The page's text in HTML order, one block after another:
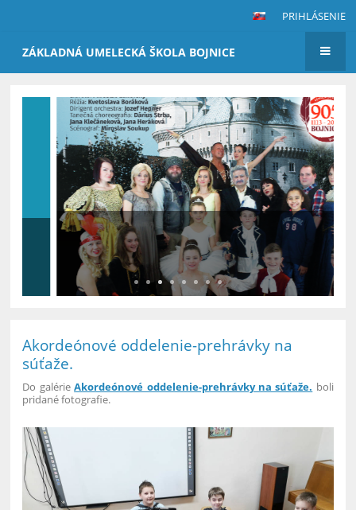
PRIHLÁSENIE
ZÁKLADNÁ UMELECKÁ ŠKOLA BOJNICE
Hlavná
Muzikál "Kto dostane Bojnický
zámok ?"
Akordeónové oddelenie-prehrávky na
súťaže.
Do galérieAkordeónové oddelenie-prehrávky na súťaže. boli
pridané fotografie.